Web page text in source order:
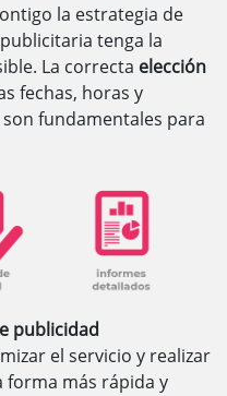
la estrategia de
tenga la
La correcta elección
fechas, horas y
fundamentales para
publicidad
el servicio y realizar
más rápida y